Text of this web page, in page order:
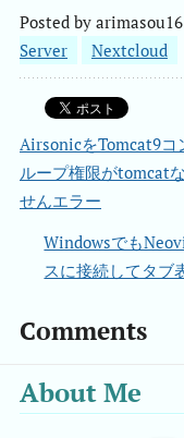
Posted by arimasou16
Server
Nextcloud
AirsonicをTomcat9コ
ループ権限がtomcat
せんエラー
Windowsでも
スに接続してタブ
Comments
About Me